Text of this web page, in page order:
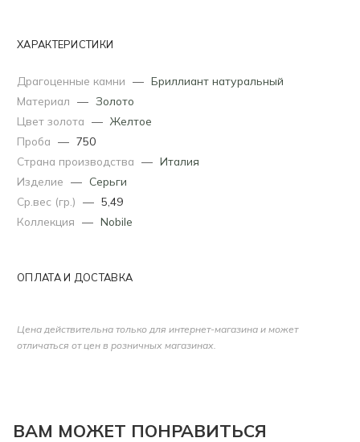
ХАРАКТЕРИСТИКИ
Драгоценные камни — Бриллиант натуральный
Материал — Золото
Цвет золота — Желтое
Проба — 750
Страна производства — Италия
Изделие — Серьги
Ср.вес (гр.) — 5,49
Коллекция — Nobile
ОПЛАТА И ДОСТАВКА
Цена действительна только для интернет-магазина и может
отличаться от цен в розничных магазинах.
ВАМ МОЖЕТ ПОНРАВИТЬСЯ